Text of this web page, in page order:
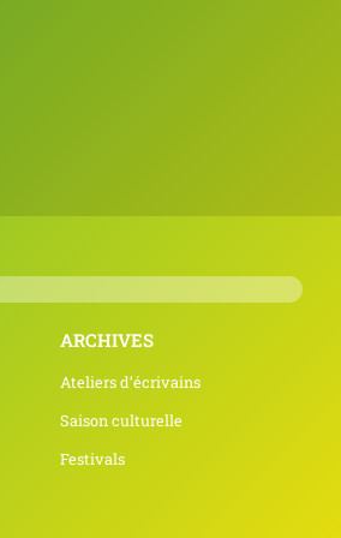
ARCHIVES
Ateliers d’écrivains
Saison culturelle
Festivals